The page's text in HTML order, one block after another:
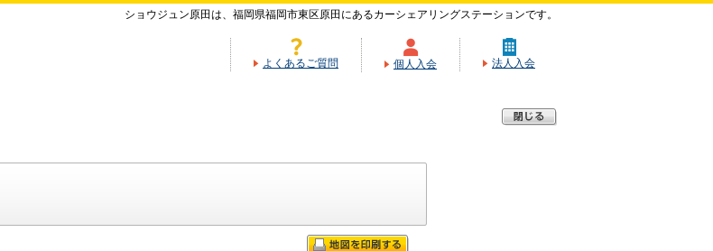
ショウジュン原田は、福岡県福岡市東区原田にあるカーシェアリングステーションです。
よくあるご質問 個人入会 法人入会